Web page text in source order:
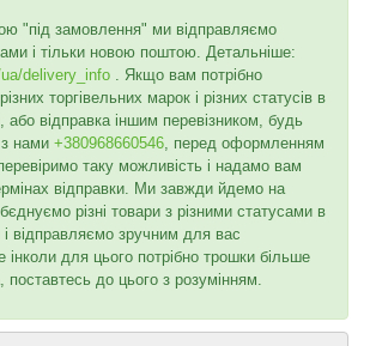
"під замовлення" ми відправляємо
і тільки новою поштою. Детальніше:
delivery_info . Якщо вам потрібно
торгівельних марок і різних статусів в
відправка іншим перевізником, будь
з нами +380968660546 , перед оформленням
таку можливість і надамо вам
відправки. Ми завжди йдемо на
різні товари з різними статусами в
відправляємо зручним для вас
інколи для цього потрібно трошки більше
до цього з розумінням.